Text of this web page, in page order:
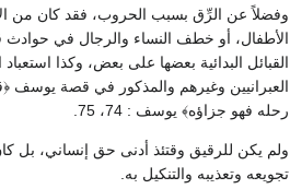
وفضلاً عن الرِّق بسبب الحروب، فقد كان من
الأطفال، أو خطف النساء والرجال في حوادث
القبائل البدائية بعضها على بعض، وكذا
العبرانيين وغيرهم والمذكور في قصة يوسف
رحله فهو جزاؤه﴾ يوسف : 74، 75.
ولم يكن للرقيق وقتئذ أدنى حق إنساني، بل
تجويعه وتعذيبه والتنكيل به.